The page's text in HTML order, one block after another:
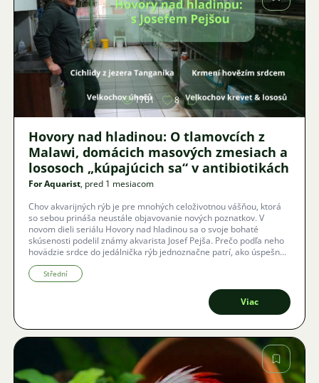
Obrázok
1761 8
Hovory nad hladinou: O tlamovcích z
Malawi, domácich masových zmesiach a
lososoch „kúpajúcich sa“ v antibiotikách
For Aquarist, pred 1 mesiacom
Chov akvarijných rýb je pre mnohých celoživotnou vášňou, ktorá
so sebou prináša neustále objavovanie nových poznatkov. V
novom dieli seriálu Hovory nad hladinou sa o svoje bohaté
skúsenosti podelil známy akvarista Josef Pejša. Prečo podľa neho
hovädzie srdce do jedálnička rýb jednoznačne patrí, ako úspešne
chovať cichlidy z jazera Malawi a v čom spočíva odvrátená strana
komerčných veľkochovov lososov či kreviet?
Střední
Viac